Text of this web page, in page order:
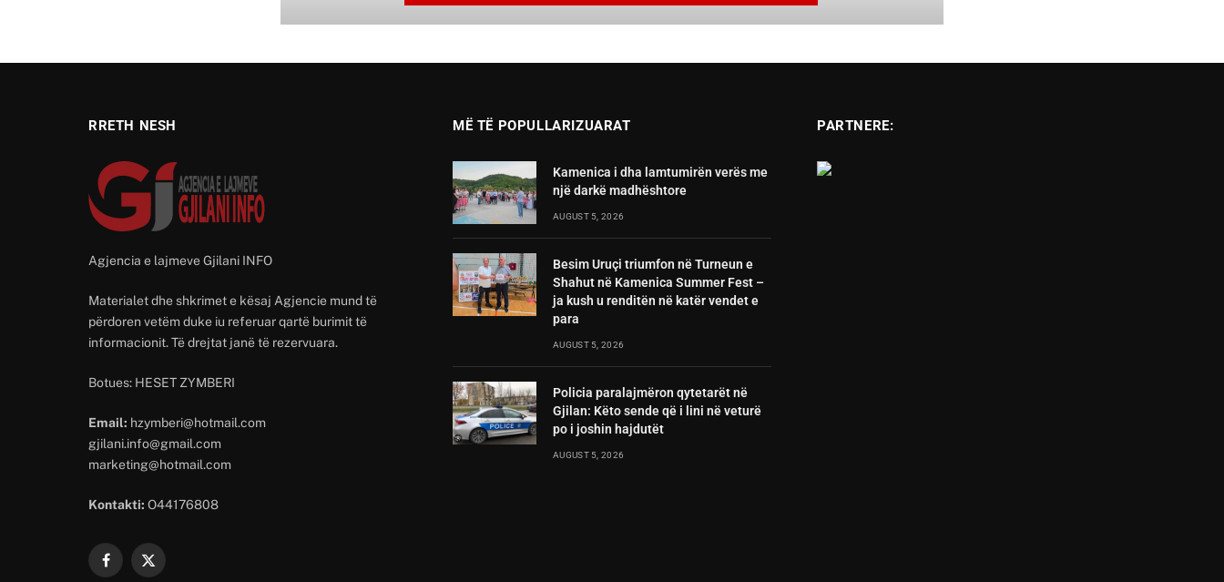
RRETH NESH
Agjencia e lajmeve Gjilani INFO
Materialet dhe shkrimet e kësaj Agjencie mund të
përdoren vetëm duke iu referuar qartë burimit të
informacionit. Të drejtat janë të rezervuara.
Botues: HESET ZYMBERI
Email: hzymberi@hotmail.com
gjilani.info@gmail.com
marketing@hotmail.com
Kontakti: O44176808
Facebook
X
MË TË POPULLARIZUARAT
Kamenica i dha lamtumirën verës me
një darkë madhështore
AUGUST 5, 2026
Besim Uruçi triumfon në Turneun e
Shahut në Kamenica Summer Fest –
ja kush u renditën në katër vendet e
para
AUGUST 5, 2026
Policia paralajmëron qytetarët në
Gjilan: Këto sende që i lini në veturë
po i joshin hajdutët
AUGUST 5, 2026
PARTNERE: